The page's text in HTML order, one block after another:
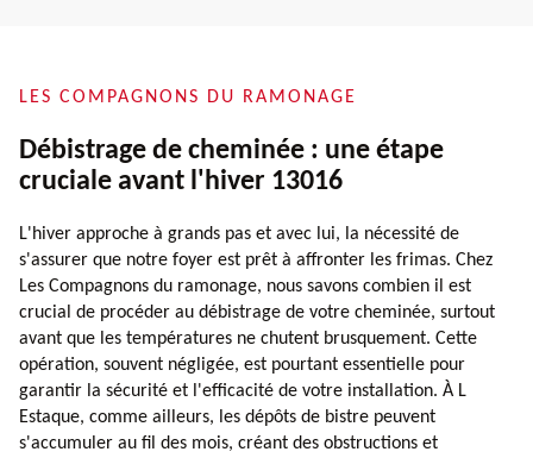
LES COMPAGNONS DU RAMONAGE
Débistrage de cheminée : une étape
cruciale avant l'hiver 13016
L'hiver approche à grands pas et avec lui, la nécessité de
s'assurer que notre foyer est prêt à affronter les frimas. Chez
Les Compagnons du ramonage, nous savons combien il est
crucial de procéder au débistrage de votre cheminée, surtout
avant que les températures ne chutent brusquement. Cette
opération, souvent négligée, est pourtant essentielle pour
garantir la sécurité et l'efficacité de votre installation. À L
Estaque, comme ailleurs, les dépôts de bistre peuvent
s'accumuler au fil des mois, créant des obstructions et